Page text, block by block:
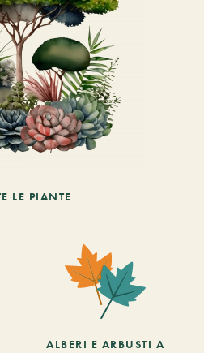
LE PIANTE
ALBERI E ARBUSTI A